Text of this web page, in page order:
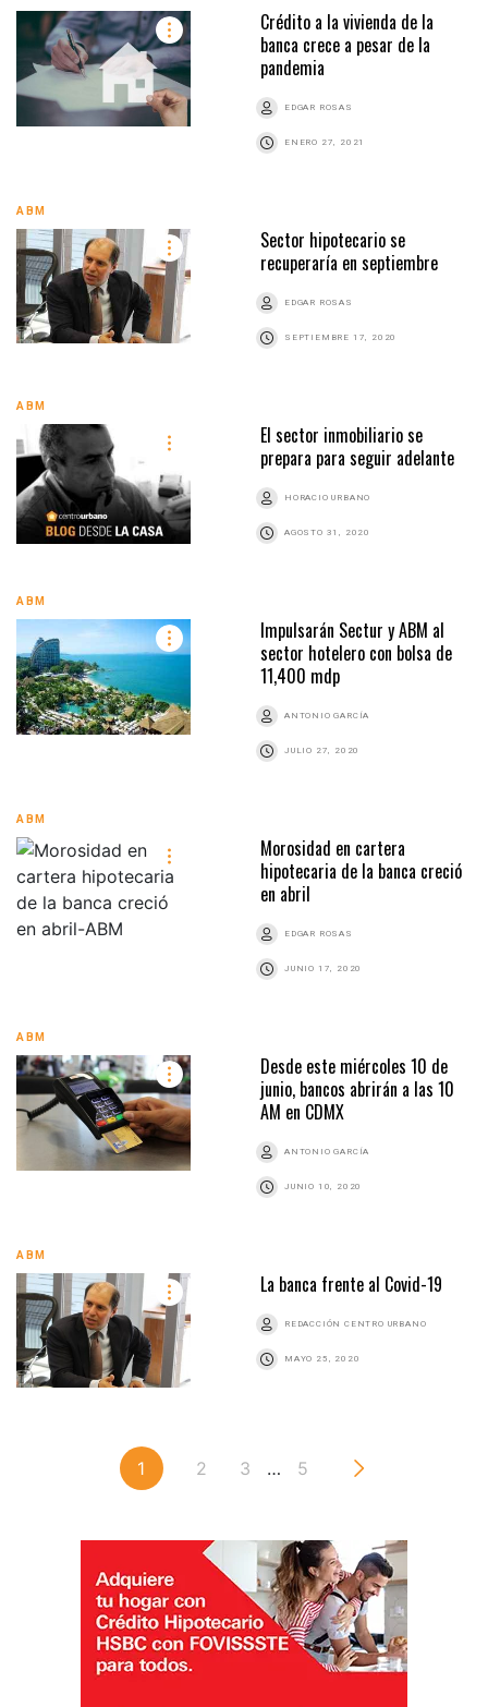
Crédito a la vivienda de la
banca crece a pesar de la
pandemia
EDGAR ROSAS
ENERO 27, 2021
ABM
Sector hipotecario se
recuperaría en septiembre
EDGAR ROSAS
SEPTIEMBRE 17, 2020
ABM
El sector inmobiliario se
prepara para seguir adelante
HORACIO URBANO
AGOSTO 31, 2020
ABM
Impulsarán Sectur y ABM al
sector hotelero con bolsa de
11,400 mdp
ANTONIO GARCÍA
JULIO 27, 2020
ABM
Morosidad en cartera
hipotecaria de la banca creció
en abril
EDGAR ROSAS
JUNIO 17, 2020
ABM
Desde este miércoles 10 de
junio, bancos abrirán a las 10
AM en CDMX
ANTONIO GARCÍA
JUNIO 10, 2020
ABM
La banca frente al Covid-19
REDACCIÓN CENTRO URBANO
MAYO 25, 2020
1 2 3 … 5